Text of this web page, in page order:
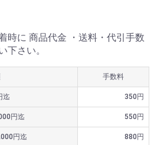
時に 商品代金 ・送料・代引手数
下さい。
手数料
迄 350円
円迄 550円
円迄 880円